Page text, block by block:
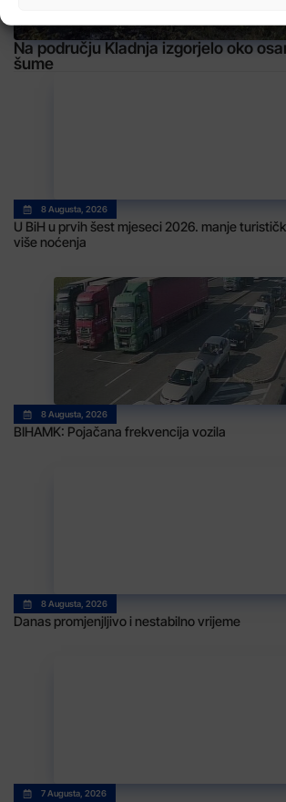
Na području Kladnja izgorjelo oko
šume
8 Augusta, 2026
U BiH u prvih šest mjeseci 2026. manje
više noćenja
8 Augusta, 2026
BIHAMK: Pojačana frekvencija vozila
8 Augusta, 2026
Danas promjenjljivo i nestabilno vrijeme
7 Augusta, 2026